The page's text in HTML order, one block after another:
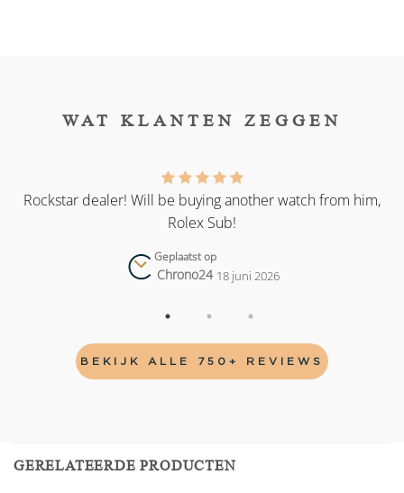
WAT KLANTEN ZEGGEN
Rockstar dealer! Will be buying another watch from him,
Rolex Sub!
Geplaatst op
Chrono24 18 juni 2026
BEKIJK ALLE 750+ REVIEWS
GERELATEERDE PRODUCTEN